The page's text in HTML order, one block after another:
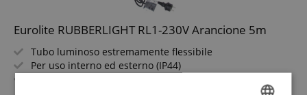
Eurolite RUBBERLIGHT RL1-230V Arancione 5m
Tubo luminoso estremamente flessibile
Per uso interno ed esterno (IP44)